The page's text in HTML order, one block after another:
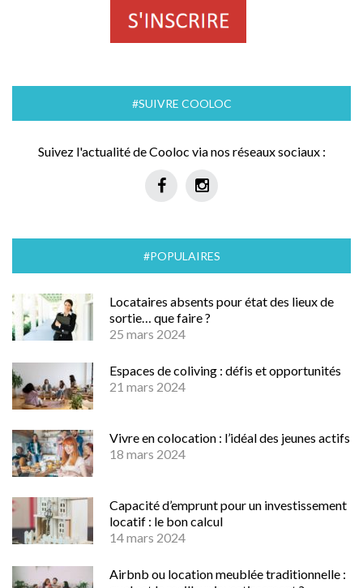
#SUIVRE COOLOC
Suivez l'actualité de Cooloc via nos réseaux sociaux :
#POPULAIRES
Locataires absents pour état des lieux de
sortie… que faire ?
25 mars 2024
Espaces de coliving : défis et opportunités
21 mars 2024
Vivre en colocation : l’idéal des jeunes actifs
18 mars 2024
Capacité d’emprunt pour un investissement
locatif : le bon calcul
14 mars 2024
Airbnb ou location meublée traditionnelle :